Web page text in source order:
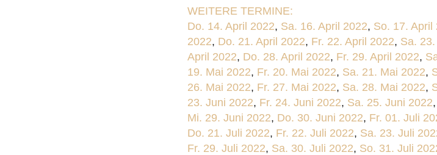
WEITERE TERMINE:
Do. 14. April 2022, Sa. 16. April 2022, So. 17. April
2022, Do. 21. April 2022, Fr. 22. April 2022, Sa.
April 2022, Do. 28. April 2022, Fr. 29. April 2022,
19. Mai 2022, Fr. 20. Mai 2022, Sa. 21. Mai 2022,
26. Mai 2022, Fr. 27. Mai 2022, Sa. 28. Mai 2022,
23. Juni 2022, Fr. 24. Juni 2022, Sa. 25. Juni 2022,
Mi. 29. Juni 2022, Do. 30. Juni 2022, Fr. 01. Juli
Do. 21. Juli 2022, Fr. 22. Juli 2022, Sa. 23. Juli
Fr. 29. Juli 2022, Sa. 30. Juli 2022, So. 31. Juli